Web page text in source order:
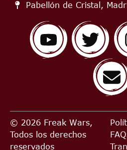
Pabellón de Cristal,
© 2026 Freak Wars,
Todos los derechos
reservados